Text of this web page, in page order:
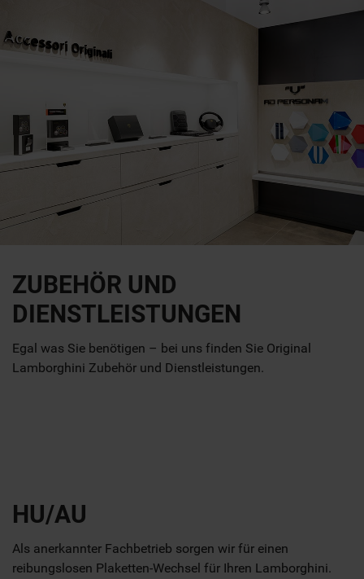
ZUBEHÖR UND
DIENSTLEISTUNGEN
Egal was Sie benötigen – bei uns finden Sie Original
Lamborghini Zubehör und Dienstleistungen.
HU/AU
Als anerkannter Fachbetrieb sorgen wir für einen
reibungslosen Plaketten-Wechsel für Ihren Lamborghini.